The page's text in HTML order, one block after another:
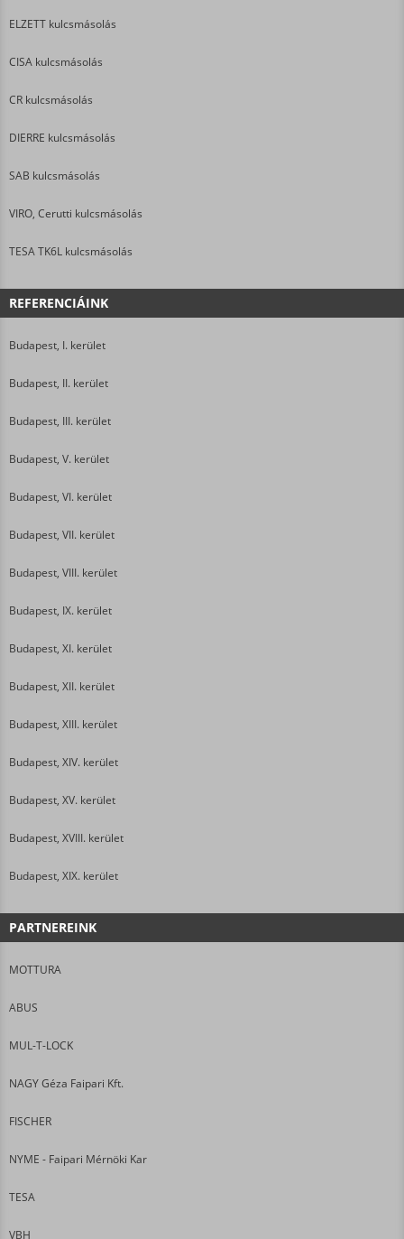
ELZETT kulcsmásolás
CISA kulcsmásolás
CR kulcsmásolás
DIERRE kulcsmásolás
SAB kulcsmásolás
VIRO, Cerutti kulcsmásolás
TESA TK6L kulcsmásolás
REFERENCIÁINK
Budapest, I. kerület
Budapest, II. kerület
Budapest, III. kerület
Budapest, V. kerület
Budapest, VI. kerület
Budapest, VII. kerület
Budapest, VIII. kerület
Budapest, IX. kerület
Budapest, XI. kerület
Budapest, XII. kerület
Budapest, XIII. kerület
Budapest, XIV. kerület
Budapest, XV. kerület
Budapest, XVIII. kerület
Budapest, XIX. kerület
PARTNEREINK
MOTTURA
ABUS
MUL-T-LOCK
NAGY Géza Faipari Kft.
FISCHER
NYME - Faipari Mérnöki Kar
TESA
VBH